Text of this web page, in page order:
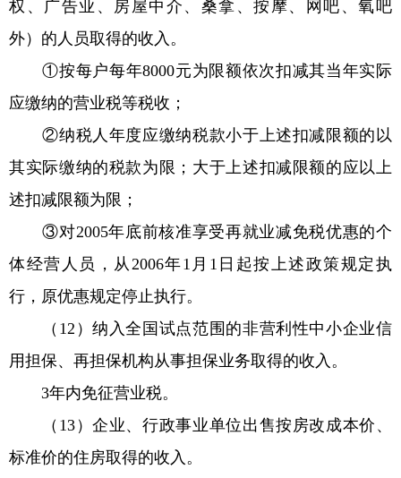
权、广告业、房屋中介、桑拿、按摩、网吧、氧吧
外）的人员取得的收入。
①按每户每年8000元为限额依次扣减其当年实际
应缴纳的营业税等税收；
②纳税人年度应缴纳税款小于上述扣减限额的以
其实际缴纳的税款为限；大于上述扣减限额的应以上
述扣减限额为限；
③对2005年底前核准享受再就业减免税优惠的个
体经营人员，从2006年1月1日起按上述政策规定执
行，原优惠规定停止执行。
（12）纳入全国试点范围的非营利性中小企业信
用担保、再担保机构从事担保业务取得的收入。
3年内免征营业税。
（13）企业、行政事业单位出售按房改成本价、
标准价的住房取得的收入。